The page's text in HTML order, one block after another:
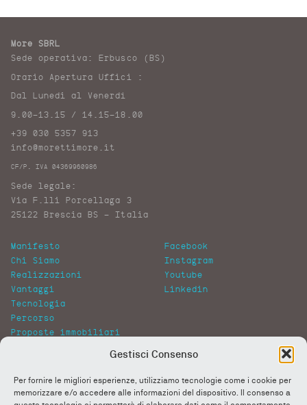
Gestisci Consenso
Per fornire le migliori esperienze, utilizziamo tecnologie come i cookie per
memorizzare e/o accedere alle informazioni del dispositivo. Il consenso a
More SBRL
Sede operativa: Erbusco (BS)
Orario Apertura Uffici :
Dal Lunedi al Venerdì
9.00-13.15 / 14.15-18.00
+39 030 5357 913
info@morettimore.it
CF/P. IVA 04369960986
Sede legale:
Via F.lli Porcellaga 3
25122 Brescia BS – Italia
Manifesto
Chi Siamo
Realizzazioni
Vantaggi
Tecnologia
Percorso
Proposte immobiliari
Lavora con noi
FAQ
Facebook
Instagram
Youtube
Linkedin